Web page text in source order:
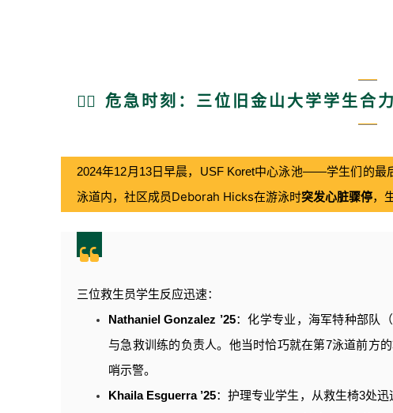
🏊‍♀️ 危急时刻：三位旧金山大学学生合
2024年12月13日早晨，USF Koret中心泳池——学生们的最
泳道内，社区成员Deborah Hicks在游泳时突发心脏骤停，
三位救生员学生反应迅速：
Nathaniel Gonzalez ’25：化学专业，海军特种部队
与急救训练的负责人。他当时恰巧就在第7泳道前方
哨示警。
Khaila Esguerra ’25：护理专业学生，从救生椅3处